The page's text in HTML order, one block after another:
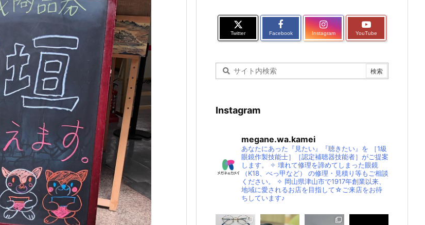
Twitter Facebook Instagram YouTube
Instagram
megane.wa.kamei
あなたにあった『見たい』『聴きたい』を ［1級
眼鏡作製技能士］［認定補聴器技能者］がご提案
します。
✧ 壊れて修理を諦めてしまった眼鏡
（K18、べっ甲など）
の修理・見積り等もご相談
ください。
✧ 岡山県津山市で1917年創業以来、
地域に愛されるお店を目指して☆ご来店をお待
ちしています♪